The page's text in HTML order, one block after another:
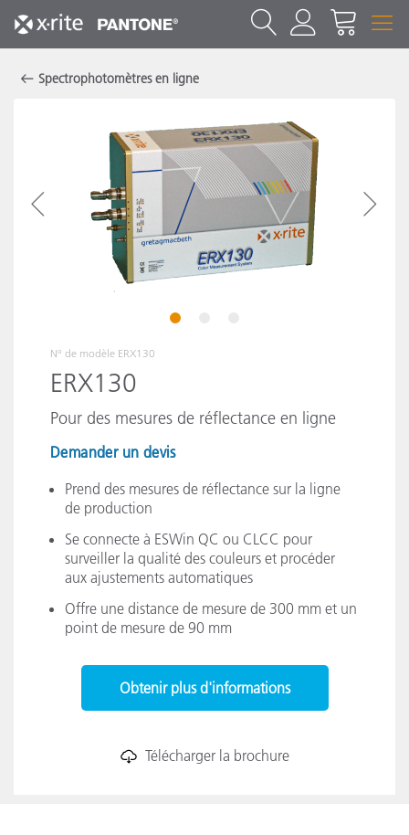
Spectrophotomètres en ligne
1
N° de modèle ERX130
ERX130
Pour des mesures de réflectance en ligne
Demander un devis
Prend des mesures de réflectance sur la ligne
de production
Se connecte à ESWin QC ou CLCC pour
surveiller la qualité des couleurs et procéder
aux ajustements automatiques
Offre une distance de mesure de 300 mm et un
point de mesure de 90 mm
Obtenir plus d'informations
Télécharger la brochure